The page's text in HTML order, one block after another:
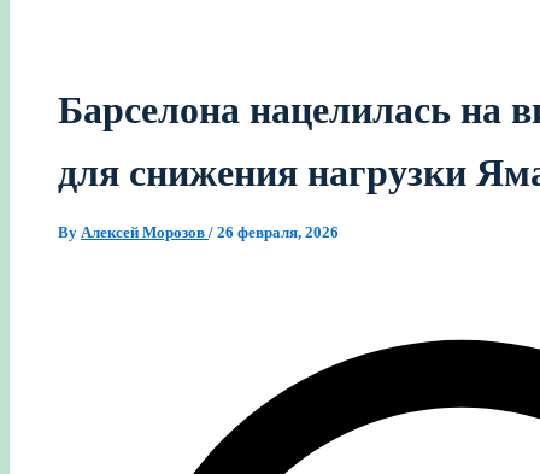
Барселона нацелилась на
для снижения нагрузки
By Алексей Морозов / 26 февраля, 2026